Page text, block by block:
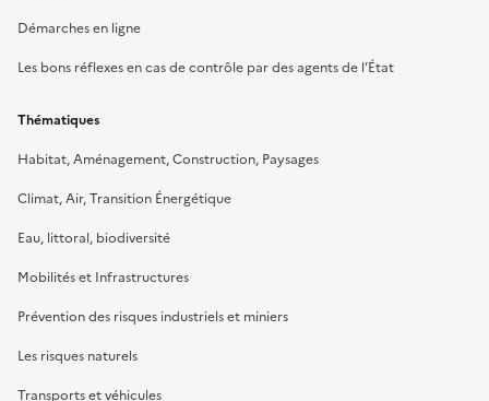
Démarches en ligne
Les bons réflexes en cas de contrôle par des agents de l’État
Thématiques
Habitat, Aménagement, Construction, Paysages
Climat, Air, Transition Énergétique
Eau, littoral, biodiversité
Mobilités et Infrastructures
Prévention des risques industriels et miniers
Les risques naturels
Transports et véhicules